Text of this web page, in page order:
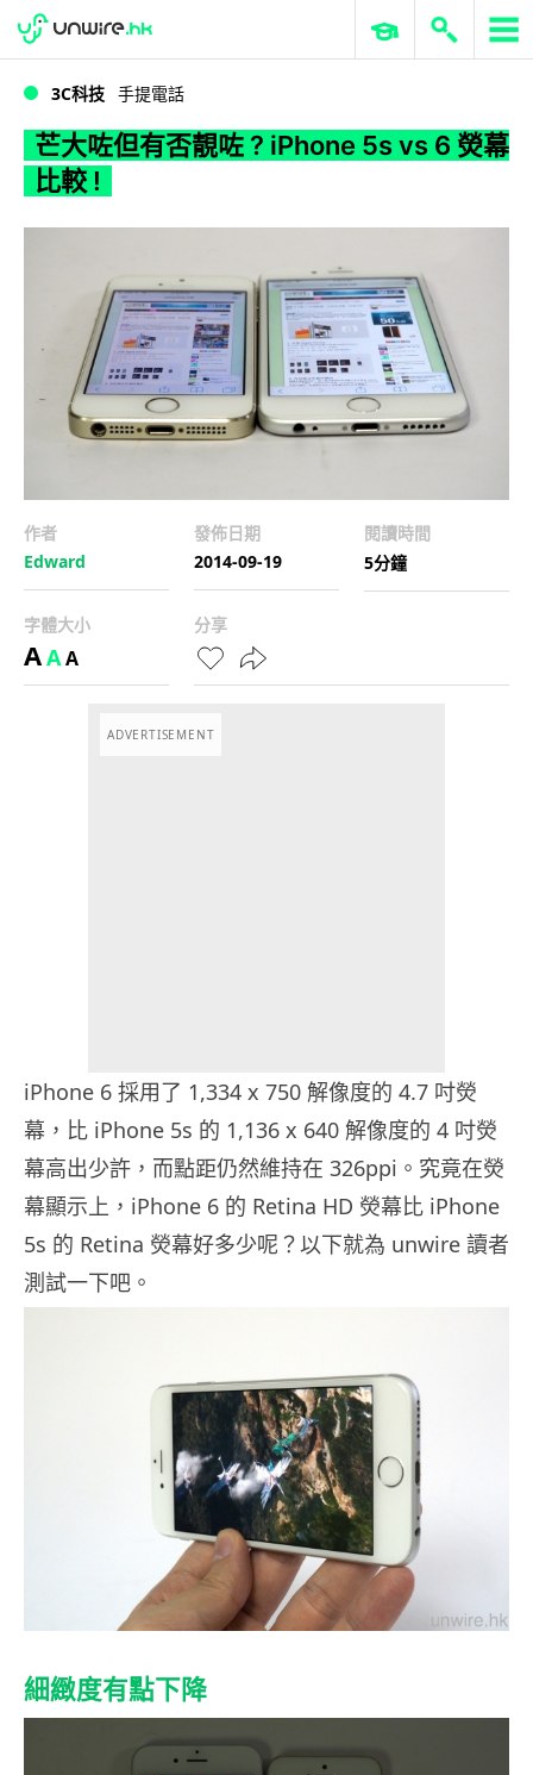
WWDC 2026 ERP 與商業 AI
3C科技 手提電話
芒大咗但有否靚咗 ? iPhone 5s vs 6 熒幕
比較 !
作者
Edward
發佈日期
2014-09-19
閱讀時間
5分鐘
字體大小
AAA
分享
ADVERTISEMENT
iPhone 6 採用了 1,334 x 750 解像度的 4.7 吋熒
幕，比 iPhone 5s 的 1,136 x 640 解像度的 4 吋熒
幕高出少許，而點距仍然維持在 326ppi。究竟在熒
幕顯示上，iPhone 6 的 Retina HD 熒幕比 iPhone
5s 的 Retina 熒幕好多少呢？以下就為 unwire 讀者
測試一下吧。
細緻度有點下降